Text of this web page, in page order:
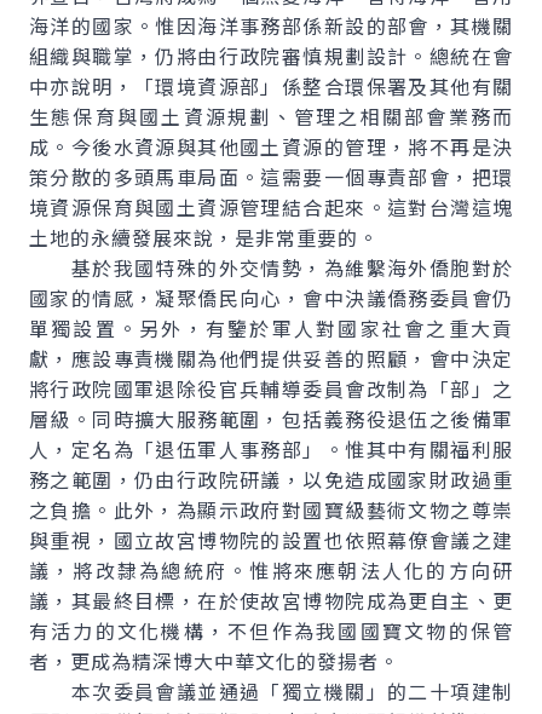
海洋的國家。惟因海洋事務部係新設的部會，其機關
組織與職掌，仍將由行政院審慎規劃設計。總統在會
中亦說明，「環境資源部」係整合環保署及其他有關
生態保育與國土資源規劃、管理之相關部會業務而
成。今後水資源與其他國土資源的管理，將不再是決
策分散的多頭馬車局面。這需要一個專責部會，把環
境資源保育與國土資源管理結合起來。這對台灣這塊
土地的永續發展來說，是非常重要的。
基於我國特殊的外交情勢，為維繫海外僑胞對於
國家的情感，凝聚僑民向心，會中決議僑務委員會仍
單獨設置。另外，有鑒於軍人對國家社會之重大貢
獻，應設專責機關為他們提供妥善的照顧，會中決定
將行政院國軍退除役官兵輔導委員會改制為「部」之
層級。同時擴大服務範圍，包括義務役退伍之後備軍
人，定名為「退伍軍人事務部」。惟其中有關福利服
務之範圍，仍由行政院研議，以免造成國家財政過重
之負擔。此外，為顯示政府對國寶級藝術文物之尊崇
與重視，國立故宮博物院的設置也依照幕僚會議之建
議，將改隸為總統府。惟將來應朝法人化的方向研
議，其最終目標，在於使故宮博物院成為更自主、更
有活力的文化機構，不但作為我國國寶文物的保管
者，更成為精深博大中華文化的發揚者。
本次委員會議並通過「獨立機關」的二十項建制